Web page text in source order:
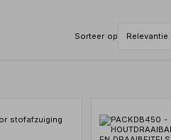
Sorteer op